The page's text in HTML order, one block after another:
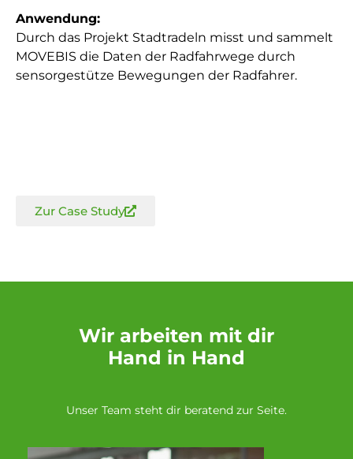
Anwendung:
Durch das Projekt Stadtradeln misst und sammelt
MOVEBIS die Daten der Radfahrwege durch
sensorgestütze Bewegungen der Radfahrer.
Zur Case Study
Wir arbeiten mit dir
Hand in Hand
Unser Team steht dir beratend zur Seite.